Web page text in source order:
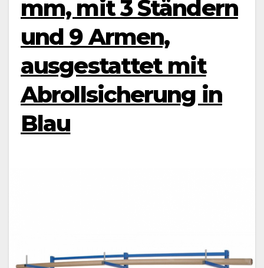
mm, mit 3 Ständern
und 9 Armen,
ausgestattet mit
Abrollsicherung in
Blau